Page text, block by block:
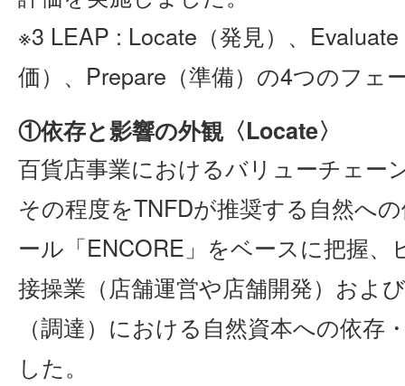
※3 LEAP : Locate（発見）、
価）、Prepare（準備）の4つのフェ
①依存と影響の外観〈Locate〉
百貨店事業におけるバリューチェー
その程度をTNFDが推奨する自然へ
ール「ENCORE」をベースに把握
接操業（店舗運営や店舗開発）およ
（調達）における自然資本への依存
した。